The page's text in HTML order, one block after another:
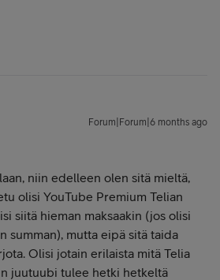
Forum|Forum|6 months ago
niin edelleen olen sitä mieltä,
olisi YouTube Premium Telian
siitä hieman maksaakin (jos olisi
summan), mutta eipä sitä taida
Olisi jotain erilaista mitä Telia
juutuubi tulee hetki hetkeltä